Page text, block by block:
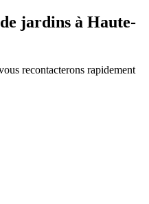
jardins à Haute-
recontacterons rapidement